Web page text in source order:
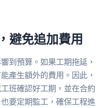
避免追加費用
到預算。如果工期拖延，
產生額外的費用。因此，
班確認好工期，並在合約
要定期監工，確保工程進